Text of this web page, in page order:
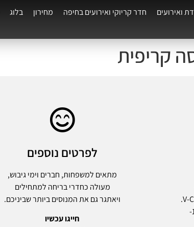
ואירועים חדר קריוקי ואירועים בחיפה מחירון בלוג
קריפית
לפרטים נוספים
מתאים למשפחות, חברים וימי גיבוש,
מעולה כחדרי בריחה למתחילים
ויאתגר גם את המנוסים ביותר שביניכם.
חייגו עכשיו